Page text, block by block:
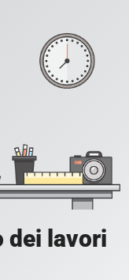
dei lavori